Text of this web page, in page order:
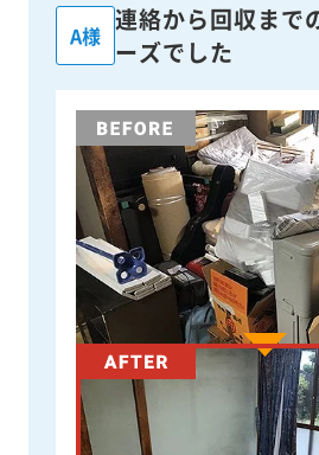
A様
連絡から回収まで
ーズでした